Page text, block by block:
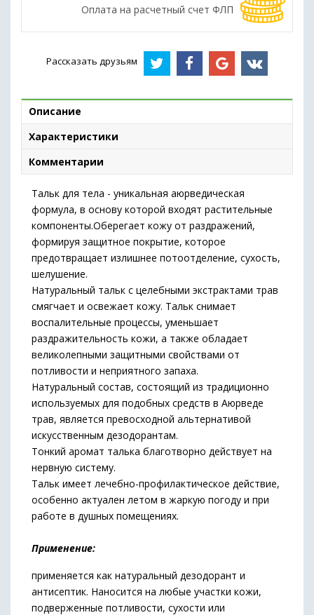
Оплата на расчетный счет ФЛП
Рассказать друзьям
Описание
Характеристики
Комментарии
Тальк для тела - уникальная аюрведическая
формула, в основу которой входят растительные
компоненты.Оберегает кожу от раздражений,
формируя защитное покрытие, которое
предотвращает излишнее потоотделение, сухость,
шелушение.
Натуральный тальк с целебными экстрактами трав
смягчает и освежает кожу. Тальк снимает
воспалительные процессы, уменьшает
раздражительность кожи, а также обладает
великолепными защитными свойствами от
потливости и неприятного запаха.
Натуральный состав, состоящий из традиционно
используемых для подобных средств в Аюрведе
трав, является превосходной альтернативой
искусственным дезодорантам.
Тонкий аромат талька благотворно действует на
нервную систему.
Тальк имеет лечебно-профилактическое действие,
особенно актуален летом в жаркую погоду и при
работе в душных помещениях.
Применение:
применяется как натуральный дезодорант и
антисептик. Наносится на любые участки кожи,
подверженные потливости, сухости или